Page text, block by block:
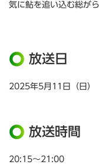
気に鮎を追い込む総が
放送日
2025年5月11日（日）
放送時間
20:15～21:00